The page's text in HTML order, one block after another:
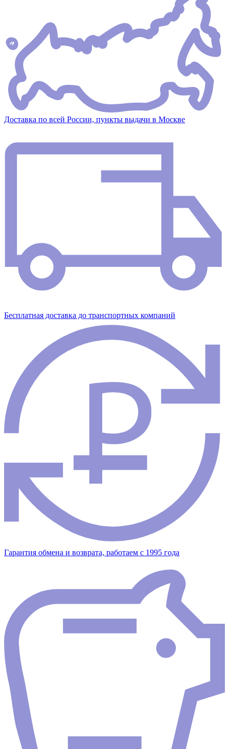
Доставка по всей России, пункты выдачи в Москве
Бесплатная доставка до транспортных компаний
Гарантия обмена и возврата, работаем с 1995 года